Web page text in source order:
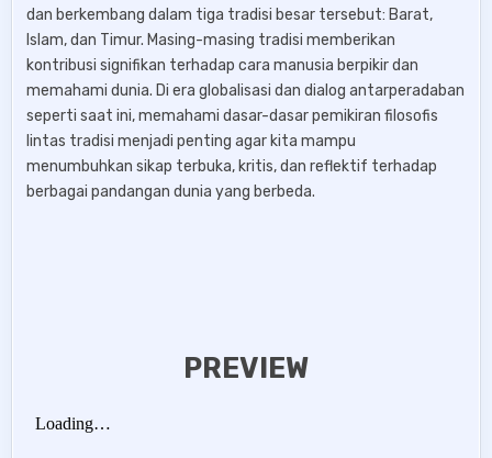
dan berkembang dalam tiga tradisi besar tersebut: Barat,
Islam, dan Timur. Masing-masing tradisi memberikan
kontribusi signifikan terhadap cara manusia berpikir dan
memahami dunia. Di era globalisasi dan dialog antarperadaban
seperti saat ini, memahami dasar-dasar pemikiran filosofis
lintas tradisi menjadi penting agar kita mampu
menumbuhkan sikap terbuka, kritis, dan reflektif terhadap
berbagai pandangan dunia yang berbeda.
PREVIEW